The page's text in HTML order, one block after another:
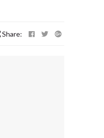
Share: